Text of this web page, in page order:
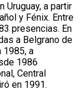
Uruguay, a partir
y Fénix. Entre
presencias. En
a Belgrano de
1985, a
1986
Central
en 1991.